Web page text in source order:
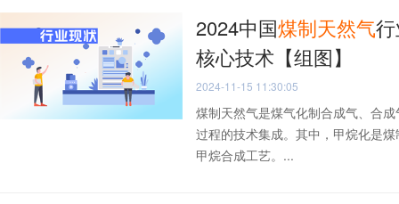
2024中国煤制天然气
核心技术【组图】
2024-11-15 11:30:05
煤制天然气是煤气化制合成气、合
过程的技术集成。其中，甲烷化是
甲烷合成工艺。...